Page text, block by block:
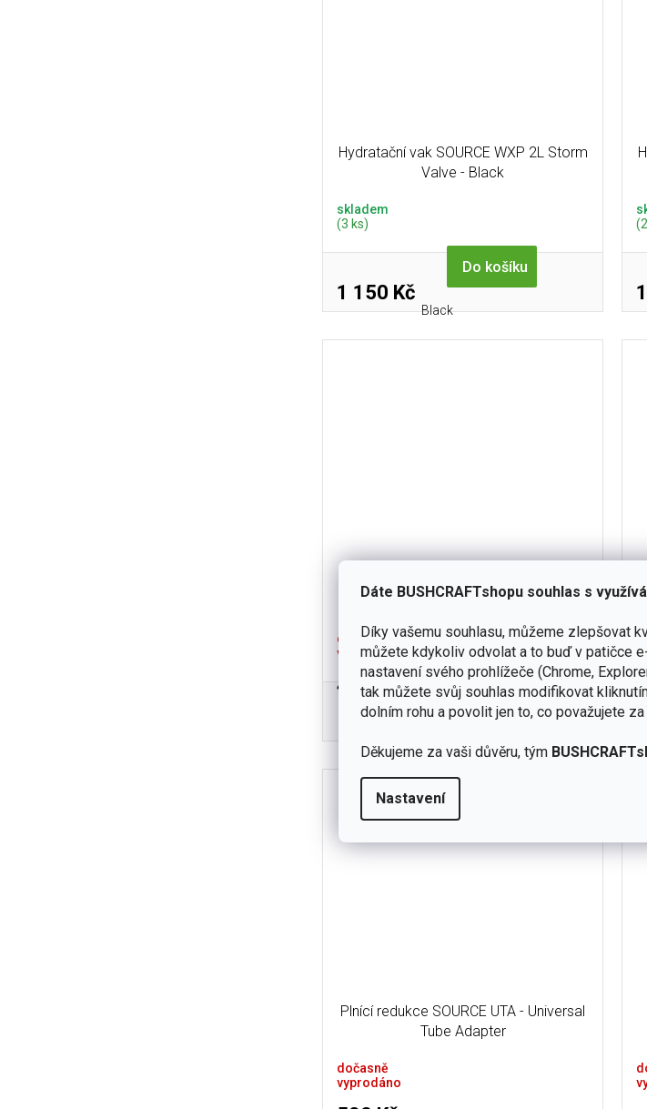
Dáte BUSHCRAFTshopu souhlas s
Díky vašemu souhlasu, můžeme zlepšovat
můžete kdykoliv odvolat a to buď v patičce
nastavení svého prohlížeče (Chrome,
tak můžete svůj souhlas modifikovat
dolním rohu a povolit jen to, co považujete za
Děkujeme za vaši důvěru, tým
Nastavení
Hydratační vak SOURCE WXP 2L Storm
Valve - Black
skladem
(3 ks)
1 150 Kč
Do košíku
Black
SOURCE Tube Brush Kit
dočasně
vyprodáno
450 Kč
Detail
Plnící redukce SOURCE UTA - Universal
Tube Adapter
dočasně
vyprodáno